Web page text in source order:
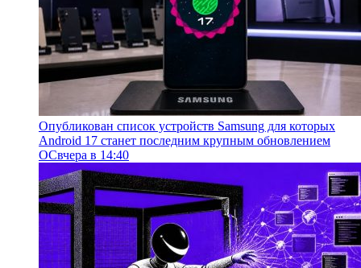
Опубликован список устройств Samsung для которых
Android 17 станет последним крупным обновлением
ОСвчера в 14:40